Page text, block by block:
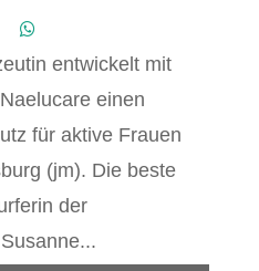
entwickelt mit
einen
für aktive Frauen
(jm). Die beste
der